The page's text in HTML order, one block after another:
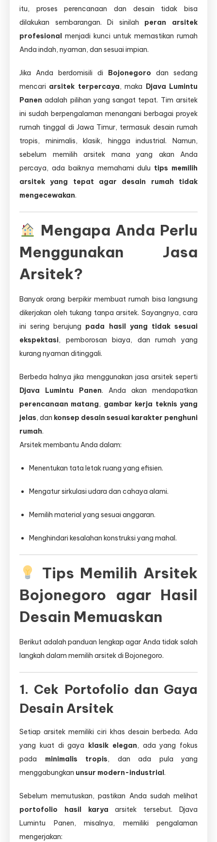
itu, proses perencanaan dan desain tidak bisa
dilakukan sembarangan. Di sinilah peran arsitek
profesional menjadi kunci untuk memastikan rumah
Anda indah, nyaman, dan sesuai impian.
Jika Anda berdomisili di Bojonegoro dan sedang
mencari arsitek terpercaya, maka Djava Lumintu
Panen adalah pilihan yang sangat tepat. Tim arsitek
ini sudah berpengalaman menangani berbagai proyek
rumah tinggal di Jawa Timur, termasuk desain rumah
tropis, minimalis, klasik, hingga industrial. Namun,
sebelum memilih arsitek mana yang akan Anda
percaya, ada baiknya memahami dulu tips memilih
arsitek yang tepat agar desain rumah tidak
mengecewakan.
Mengapa Anda Perlu
Menggunakan Jasa
Arsitek?
Banyak orang berpikir membuat rumah bisa langsung
dikerjakan oleh tukang tanpa arsitek. Sayangnya, cara
ini sering berujung pada hasil yang tidak sesuai
ekspektasi, pemborosan biaya, dan rumah yang
kurang nyaman ditinggali.
Berbeda halnya jika menggunakan jasa arsitek seperti
Djava Lumintu Panen. Anda akan mendapatkan
perencanaan matang, gambar kerja teknis yang
jelas, dan konsep desain sesuai karakter penghuni
rumah.
Arsitek membantu Anda dalam:
Menentukan tata letak ruang yang efisien.
Mengatur sirkulasi udara dan cahaya alami.
Memilih material yang sesuai anggaran.
Menghindari kesalahan konstruksi yang mahal.
Tips Memilih Arsitek
Bojonegoro agar Hasil
Desain Memuaskan
Berikut adalah panduan lengkap agar Anda tidak salah
langkah dalam memilih arsitek di Bojonegoro.
1. Cek Portofolio dan Gaya
Desain Arsitek
Setiap arsitek memiliki ciri khas desain berbeda. Ada
yang kuat di gaya klasik elegan, ada yang fokus
pada minimalis tropis, dan ada pula yang
menggabungkan unsur modern-industrial.
Sebelum memutuskan, pastikan Anda sudah melihat
portofolio hasil karya arsitek tersebut. Djava
Lumintu Panen, misalnya, memiliki pengalaman
mengerjakan: